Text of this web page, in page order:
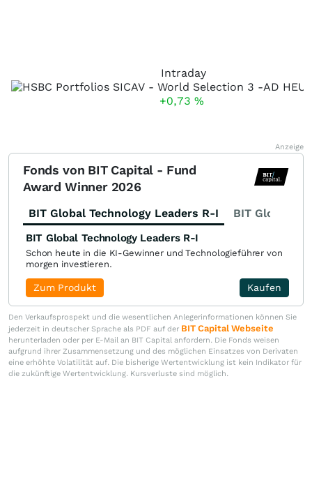
Intraday
+0,73 %
Anzeige
Fonds von BIT Capital - Fund
Award Winner 2026
BIT Global Technology Leaders R-I BIT Global
BIT Global Technology Leaders R-I
Schon heute in die KI-Gewinner und Technologieführer von
morgen investieren.
Kaufen
Zum Produkt
Den Verkaufsprospekt und die wesentlichen Anlegerinformationen können Sie
jederzeit in deutscher Sprache als PDF auf der BIT Capital Webseite
herunterladen oder per E-Mail an BIT Capital anfordern. Die Fonds weisen
aufgrund ihrer Zusammensetzung und des möglichen Einsatzes von Derivaten
eine erhöhte Volatilität auf. Die bisherige Wertentwicklung ist kein Indikator für
die zukünftige Wertentwicklung. Kursverluste sind möglich.